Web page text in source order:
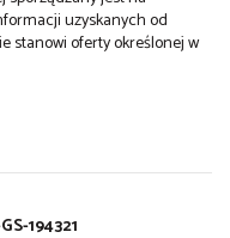
uzyskanych od
stanowi oferty określonej w
194321